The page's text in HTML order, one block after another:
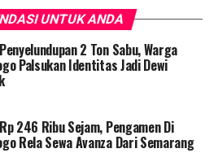
UNTUK ANDA
2 Ton Sabu, Warga
Palsukan Identitas Jadi Dewi
246 Ribu Sejam, Pengamen Di
Rela Sewa Avanza Dari Semarang